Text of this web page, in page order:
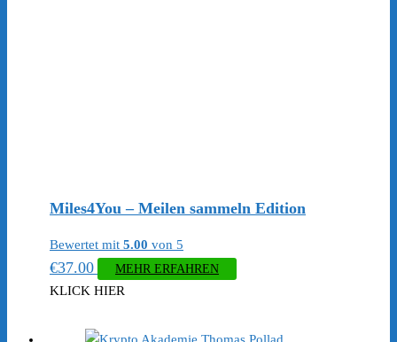
Miles4You – Meilen sammeln Edition
Bewertet mit 5.00 von 5
€37.00 MEHR ERFAHREN
KLICK HIER